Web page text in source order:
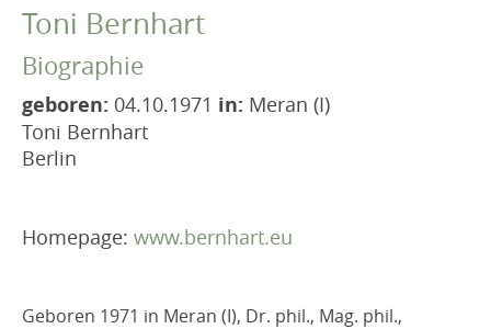
Toni Bernhart
Biographie
geboren: 04.10.1971 in: Meran (I)
Toni Bernhart
Berlin
Homepage: www.bernhart.eu
Geboren 1971 in Meran (I), Dr. phil., Mag. phil.,